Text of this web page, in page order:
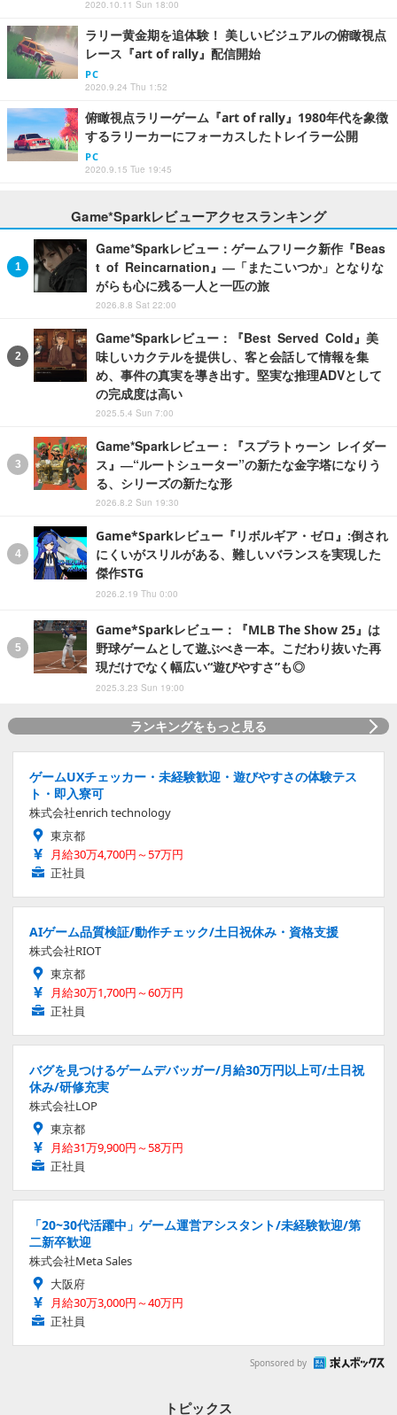
2020.10.11 Sun 18:00
ラリー黄金期を追体験！ 美しいビジュアルの俯瞰視点
レース『art of rally』配信開始
PC
2020.9.24 Thu 1:52
俯瞰視点ラリーゲーム『art of rally』1980年代を象徴
するラリーカーにフォーカスしたトレイラー公開
PC
2020.9.15 Tue 19:45
Game*Sparkレビューアクセスランキング
Game*Sparkレビュー：ゲームフリーク新作『Beas
t of Reincarnation』―「またこいつか」となりな
がらも心に残る一人と一匹の旅
2026.8.8 Sat 22:00
Game*Sparkレビュー：『Best Served Cold』美
味しいカクテルを提供し、客と会話して情報を集
め、事件の真実を導き出す。堅実な推理ADVとして
の完成度は高い
2025.5.4 Sun 7:00
Game*Sparkレビュー：『スプラトゥーン レイダー
ス』―“ルートシューター”の新たな金字塔になりう
る、シリーズの新たな形
2026.8.2 Sun 19:30
Game*Sparkレビュー『リボルギア・ゼロ』:倒され
にくいがスリルがある、難しいバランスを実現した
傑作STG
2026.2.19 Thu 0:00
Game*Sparkレビュー：『MLB The Show 25』は
野球ゲームとして遊ぶべき一本。こだわり抜いた再
現だけでなく幅広い“遊びやすさ”も◎
2025.3.23 Sun 19:00
ランキングをもっと見る
ゲームUXチェッカー・未経験歓迎・遊びやすさの体験テス
ト・即入寮可
株式会社enrich technology
東京都
月給30万4,700円～57万円
正社員
AIゲーム品質検証/動作チェック/土日祝休み・資格支援
株式会社RIOT
東京都
月給30万1,700円～60万円
正社員
バグを見つけるゲームデバッガー/月給30万円以上可/土日祝
休み/研修充実
株式会社LOP
東京都
月給31万9,900円～58万円
正社員
「20~30代活躍中」ゲーム運営アシスタント/未経験歓迎/第
二新卒歓迎
株式会社Meta Sales
大阪府
月給30万3,000円～40万円
正社員
Sponsored by
トピックス